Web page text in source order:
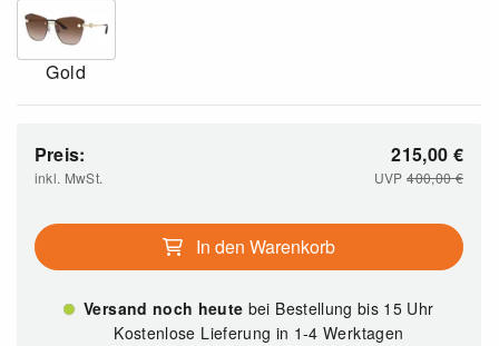
Gold
Preis:
inkl. MwSt.
215,00 €
UVP400,00€
In den Warenkorb
Versand noch heute bei Bestellung bis 15 Uhr
Kostenlose Lieferung in 1-4 Werktagen